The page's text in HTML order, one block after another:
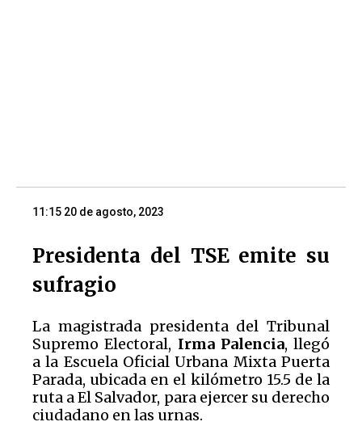
11:15 20 de agosto, 2023
Presidenta del TSE emite su
sufragio
La magistrada presidenta del Tribunal
Supremo Electoral, Irma Palencia, llegó
a la Escuela Oficial Urbana Mixta Puerta
Parada, ubicada en el kilómetro 15.5 de la
ruta a El Salvador, para ejercer su derecho
ciudadano en las urnas.